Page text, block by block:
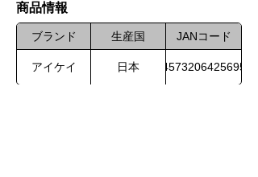
​商品情報
ブランド 生産国 JANコード
アイケイ 日本 4573206425695